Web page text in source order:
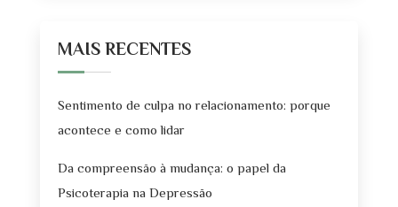
MAIS RECENTES
Sentimento de culpa no relacionamento: porque
acontece e como lidar
Da compreensão à mudança: o papel da
Psicoterapia na Depressão